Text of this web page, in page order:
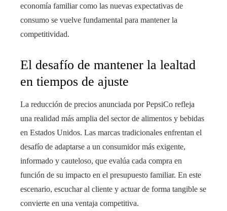
economía familiar como las nuevas expectativas de
consumo se vuelve fundamental para mantener la
competitividad.
El desafío de mantener la lealtad
en tiempos de ajuste
La reducción de precios anunciada por PepsiCo refleja
una realidad más amplia del sector de alimentos y bebidas
en Estados Unidos. Las marcas tradicionales enfrentan el
desafío de adaptarse a un consumidor más exigente,
informado y cauteloso, que evalúa cada compra en
función de su impacto en el presupuesto familiar. En este
escenario, escuchar al cliente y actuar de forma tangible se
convierte en una ventaja competitiva.